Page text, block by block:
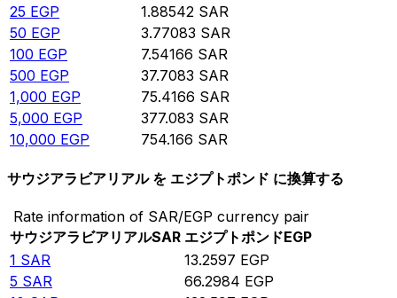
25 EGP 1.88542 SAR
50 EGP 3.77083 SAR
100 EGP 7.54166 SAR
500 EGP 37.7083 SAR
1,000 EGP 75.4166 SAR
5,000 EGP 377.083 SAR
10,000 EGP 754.166 SAR
サウジアラビアリアル を エジプトポンド に換算する
Rate information of SAR/EGP currency pair
サウジアラビアリアルSAR エジプトポンドEGP
1 SAR 13.2597 EGP
5 SAR 66.2984 EGP